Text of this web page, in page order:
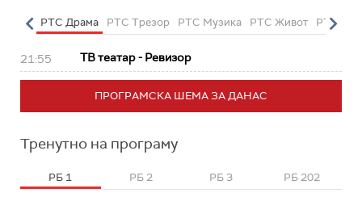
РТС Драма РТС Трезор РТС Музика РТС Живот РТС
21:55 ТВ театар - Ревизор
ПРОГРАМСКА ШЕМА ЗА ДАНАС
Тренутно на програму
РБ 1 РБ 2 РБ 3 РБ 202